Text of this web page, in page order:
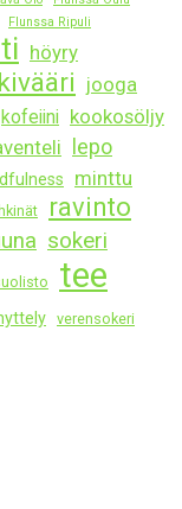
Flunssa Ripuli
höyry
jooga
kofeiini kookosöljy
lepo
minttu
ravinto
sokeri
tee
verensokeri